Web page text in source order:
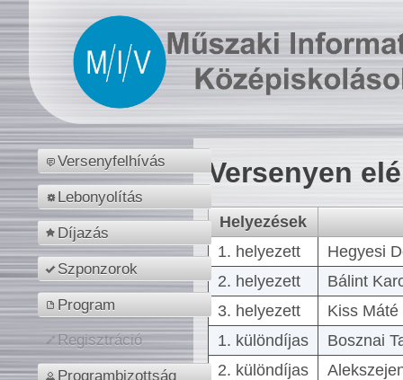
Versenyfelhívás
Lebonyolítás
Díjazás
Szponzorok
Program
Regisztráció
Programbizottság
Versenyen
Helyezések
1. helyezett
Hegyesi
2. helyezett
Bálint
3. helyezett
Kiss
1. különdíjas
Bosznai
2. különdíjas